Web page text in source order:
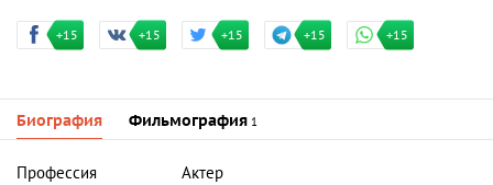
+15 +15 +15 +15 +15
Биография Фильмография 1
Профессия
Актер